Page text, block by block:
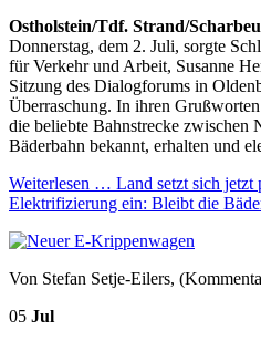
Ostholstein/Tdf. Strand/
Donnerstag, dem 2. Juli, sorgte
für Verkehr und Arbeit, Susanne
Sitzung des Dialogforums in
Überraschung. In ihren
die beliebte Bahnstrecke zwischen
Bäderbahn bekannt, erhalten und
Weiterlesen … Land setzt sich
Elektrifizierung ein: Bleibt die
Von Stefan Setje-Eilers,
05 Jul